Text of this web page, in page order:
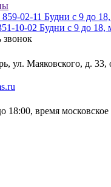
02-11 Будни с 9 до
10-02 Будни с 9 до 18,
звонок
ул. Маяковского, д. 33,
18:00, время московское